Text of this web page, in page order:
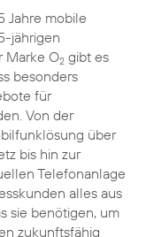
Jahre mobile
jährigen
Marke O2gibt es
besonders
für
Von der
über
bis hin zur
Telefonanlage
alles aus
sie benötigen, um
zukunftsfähig